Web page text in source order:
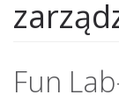
Fun